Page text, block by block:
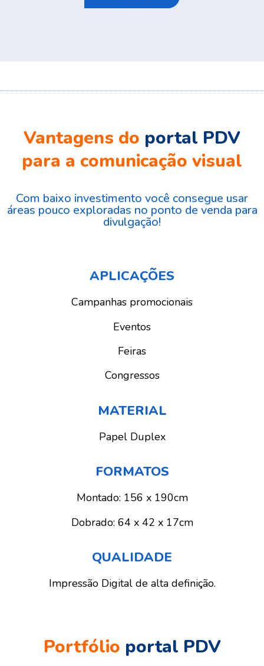
Vantagens do portal PDV
para a comunicação visual
Com baixo investimento você consegue usar
áreas pouco exploradas no ponto de venda para
divulgação!
APLICAÇÕES
Campanhas promocionais
Eventos
Feiras
Congressos
MATERIAL
Papel Duplex
FORMATOS
Montado: 156 x 190cm
Dobrado: 64 x 42 x 17cm
QUALIDADE
Impressão Digital de alta definição.
Portfólio portal PDV